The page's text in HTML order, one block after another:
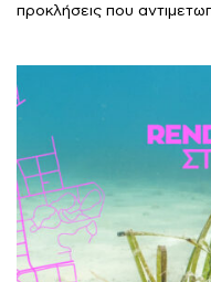
προκλήσεις που